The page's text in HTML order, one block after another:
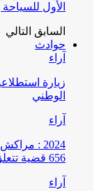
الأول
السابق التالي
حوادث
آراء
زيارة
الوطني
آراء
2024 :
656 قضية تتعلق بغسيل الأموال
آراء